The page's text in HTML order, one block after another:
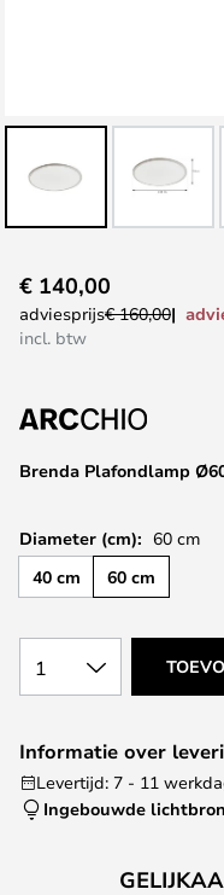
naar
het
de
gallerij
Brenda Plafondlamp
€ 140,00
adviesprijs€ 160,00
incl. btw
Diameter (cm): 60 cm
40 cm
60 cm
1
Informatie over
Levertijd: 7 - 11
Ingebouwde lichtbron